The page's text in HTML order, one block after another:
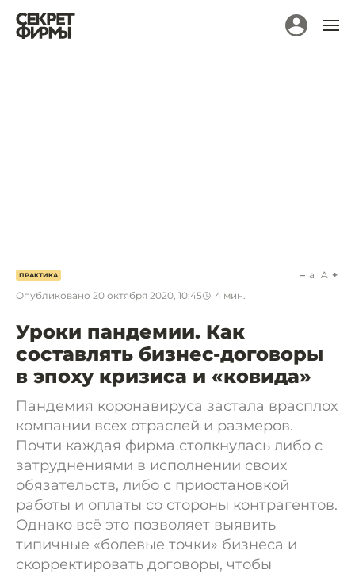
ПРАКТИКА
Опубликовано 20 октября 2020, 10:45 4 мин.
a A
Уроки пандемии. Как
составлять бизнес-договоры
в эпоху кризиса и «ковида»
Пандемия коронавируса застала врасплох
компании всех отраслей и размеров.
Почти каждая фирма столкнулась либо с
затруднениями в исполнении своих
обязательств, либо с приостановкой
работы и оплаты со стороны контрагентов.
Однако всё это позволяет выявить
типичные «болевые точки» бизнеса и
скорректировать договоры, чтобы